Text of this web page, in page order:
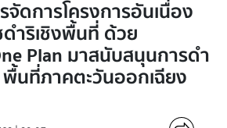
ดการโครงการอันเนื่อง
ำริเชิงพื้นที่ ด้วย
Plan มาสนับสนุนการดำ
พื้นที่ภาคตะวันออกเฉียง